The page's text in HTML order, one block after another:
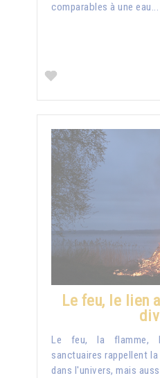
comparables à une eau...
Le feu, le lien
Le feu, la flamme,
sanctuaires rappellent
dans l'univers, mais